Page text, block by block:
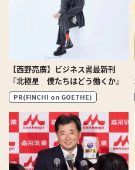
【西野亮廣】ビジネス書最新刊
『北極星 僕たちはどう働くか』
PR(FINCHI on GOETHE)